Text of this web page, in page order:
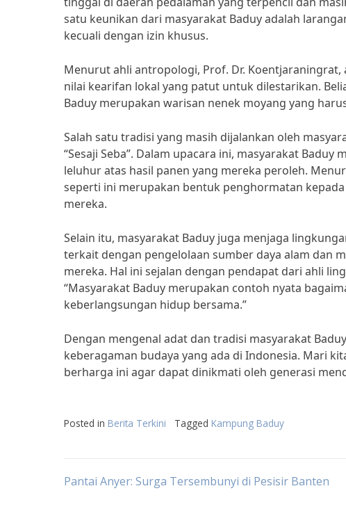
satu keunikan dari masyarakat Baduy adalah
kecuali dengan izin khusus.
Menurut ahli antropologi, Prof. Dr.
nilai kearifan lokal yang patut untuk dilestarikan.
Baduy merupakan warisan nenek moyang yang
Salah satu tradisi yang masih dijalankan oleh
“Sesaji Seba”. Dalam upacara ini, masyarakat
leluhur atas hasil panen yang mereka peroleh.
seperti ini merupakan bentuk penghormatan
mereka.
Selain itu, masyarakat Baduy juga menjaga
terkait dengan pengelolaan sumber daya alam dan
mereka. Hal ini sejalan dengan pendapat dari ahli
“Masyarakat Baduy merupakan contoh nyata
keberlangsungan hidup bersama.”
Dengan mengenal adat dan tradisi masyarakat
keberagaman budaya yang ada di Indonesia. Mari
berharga ini agar dapat dinikmati oleh generasi
Posted in Berita Terkini Tagged Kampung Baduy
Post
Pantai Anyer: Surga Tersembunyi di Pesisir Banten